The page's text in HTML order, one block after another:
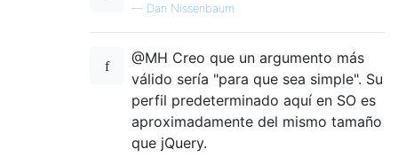
— Dan Nissenbaum
@MH Creo que un argumento más
válido sería "para que sea simple". Su
perfil predeterminado aquí en SO es
aproximadamente del mismo tamaño
que jQuery.